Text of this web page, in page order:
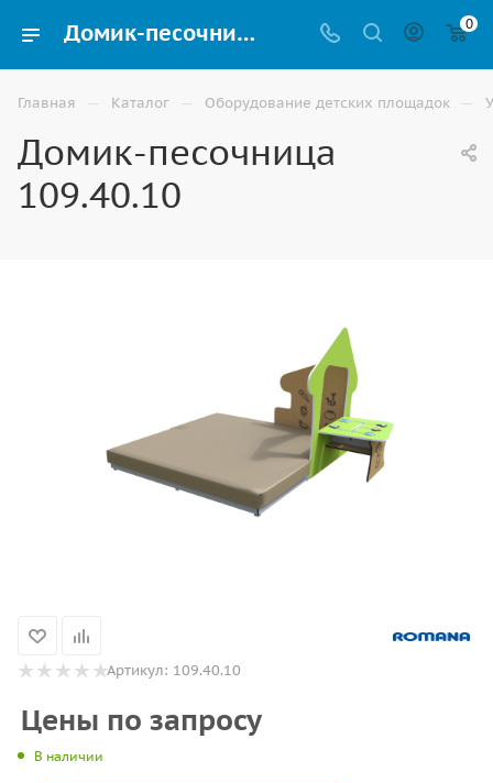
Домик-песочница 109.40.10 для детской площадки купить в Владикавказе 0
Главная — Каталог — Оборудование детских площадок —
Домик-песочница
109.40.10
Артикул: 109.40.10
Цены по запросу
В наличии